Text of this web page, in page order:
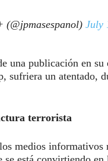
July
una publicación en
sufriera un atentado,
terrorista
medios informativos